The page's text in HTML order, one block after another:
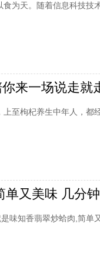
食为天。随着信息科技
来一场说走就
至枸杞养生中年人，都
单又美味 几分
味知香翡翠炒蛤肉,简单